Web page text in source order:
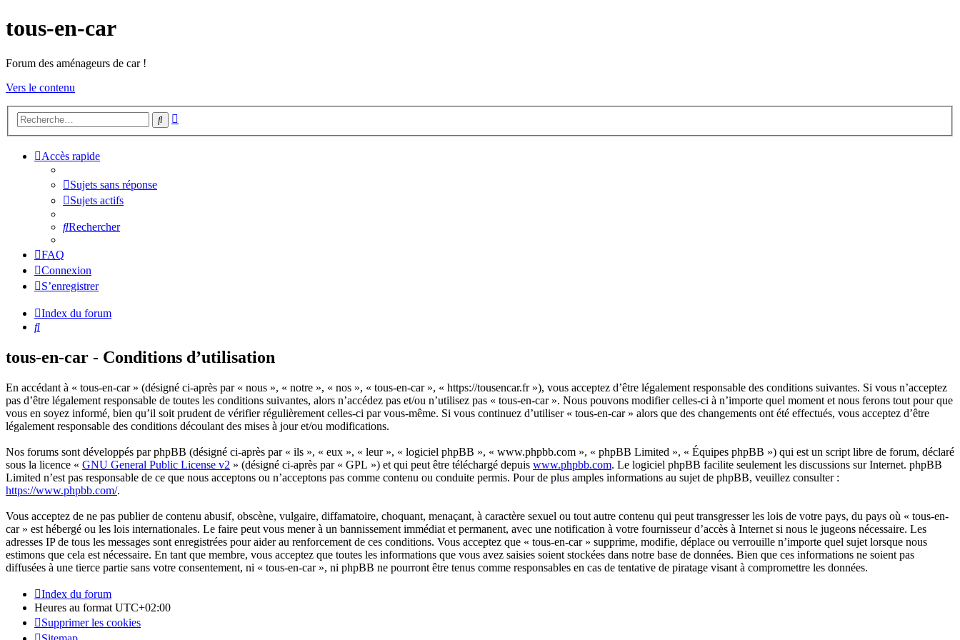
tous-en-car
Forum des aménageurs de car !
Vers le contenu
Rechercher
Accès rapide
Sujets sans réponse
Sujets actifs
Rechercher
FAQ
Connexion
S’enregistrer
Index du forum
Rechercher
tous-en-car - Conditions d’utilisation
En accédant à « tous-en-car » (désigné ci-après par « nous », « notre », « nos », « tous-en-car », « https://tousencar.fr »), vous acceptez d’être légalement responsable des conditions suivantes. Si vous n’acceptez
pas d’être légalement responsable de toutes les conditions suivantes, alors n’accédez pas et/ou n’utilisez pas « tous-en-car ». Nous pouvons modifier celles-ci à n’importe quel moment et nous ferons tout pour que
vous en soyez informé, bien qu’il soit prudent de vérifier régulièrement celles-ci par vous-même. Si vous continuez d’utiliser « tous-en-car » alors que des changements ont été effectués, vous acceptez d’être
légalement responsable des conditions découlant des mises à jour et/ou modifications.
Nos forums sont développés par phpBB (désigné ci-après par « ils », « eux », « leur », « logiciel phpBB », « www.phpbb.com », « phpBB Limited », « Équipes phpBB ») qui est un script libre de forum, déclaré
sous la licence « GNU General Public License v2 » (désigné ci-après par « GPL ») et qui peut être téléchargé depuis www.phpbb.com. Le logiciel phpBB facilite seulement les discussions sur Internet. phpBB
Limited n’est pas responsable de ce que nous acceptons ou n’acceptons pas comme contenu ou conduite permis. Pour de plus amples informations au sujet de phpBB, veuillez consulter :
https://www.phpbb.com/.
Vous acceptez de ne pas publier de contenu abusif, obscène, vulgaire, diffamatoire, choquant, menaçant, à caractère sexuel ou tout autre contenu qui peut transgresser les lois de votre pays, du pays où « tous-en-
car » est hébergé ou les lois internationales. Le faire peut vous mener à un bannissement immédiat et permanent, avec une notification à votre fournisseur d’accès à Internet si nous le jugeons nécessaire. Les
adresses IP de tous les messages sont enregistrées pour aider au renforcement de ces conditions. Vous acceptez que « tous-en-car » supprime, modifie, déplace ou verrouille n’importe quel sujet lorsque nous
estimons que cela est nécessaire. En tant que membre, vous acceptez que toutes les informations que vous avez saisies soient stockées dans notre base de données. Bien que ces informations ne soient pas
diffusées à une tierce partie sans votre consentement, ni « tous-en-car », ni phpBB ne pourront être tenus comme responsables en cas de tentative de piratage visant à compromettre les données.
Index du forum
Heures au format UTC+02:00
Supprimer les cookies